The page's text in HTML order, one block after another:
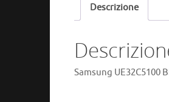
Descrizione
Samsung UE32C5100